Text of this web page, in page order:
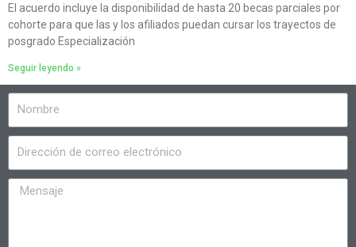
El acuerdo incluye la disponibilidad de hasta 20 becas parciales por
cohorte para que las y los afiliados puedan cursar los trayectos de
posgrado Especialización
Seguir leyendo »